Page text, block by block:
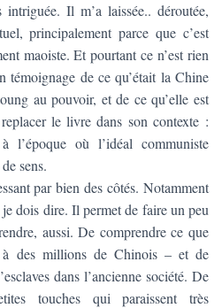
I
O
N
Il m’a laissée.. déroutée,
principalement parce que c’est
maoiste. Et pourtant ce n’est rien
témoignage de ce qu’était la Chine
au pouvoir, et de ce qu’elle est
le livre dans son contexte :
l’époque où l’idéal communiste
sens.
par bien des côtés. Notamment
dois dire. Il permet de faire un peu
aussi. De comprendre ce que
des millions de Chinois – et de
dans l’ancienne société. De
touches qui paraissent très